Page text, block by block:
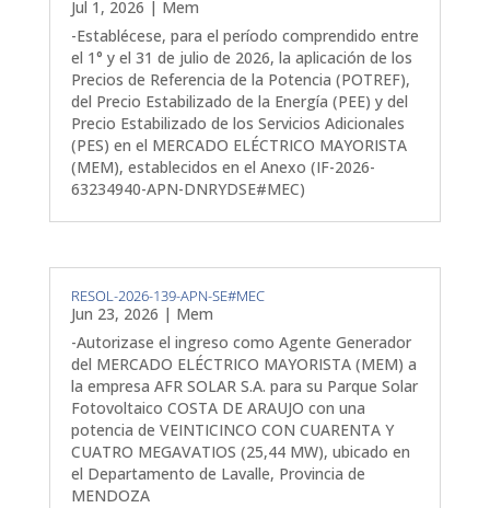
Jul 1, 2026 | Mem
-Establécese, para el período comprendido entre
el 1° y el 31 de julio de 2026, la aplicación de los
Precios de Referencia de la Potencia (POTREF),
del Precio Estabilizado de la Energía (PEE) y del
Precio Estabilizado de los Servicios Adicionales
(PES) en el MERCADO ELÉCTRICO MAYORISTA
(MEM), establecidos en el Anexo (IF-2026-
63234940-APN-DNRYDSE#MEC)
RESOL-2026-139-APN-SE#MEC
Jun 23, 2026 | Mem
-Autorizase el ingreso como Agente Generador
del MERCADO ELÉCTRICO MAYORISTA (MEM) a
la empresa AFR SOLAR S.A. para su Parque Solar
Fotovoltaico COSTA DE ARAUJO con una
potencia de VEINTICINCO CON CUARENTA Y
CUATRO MEGAVATIOS (25,44 MW), ubicado en
el Departamento de Lavalle, Provincia de
MENDOZA